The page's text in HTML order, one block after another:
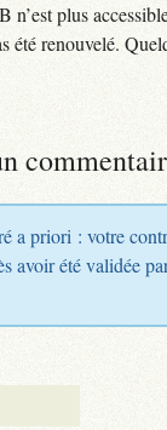
n’est plus
été renouvelé.
a priori : votre
avoir été validée